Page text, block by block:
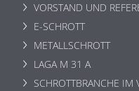
VORSTAND UND
E-SCHROTT
METALLSCHROTT
LAGA M 31 A
SCHROTTBRANCHE IM